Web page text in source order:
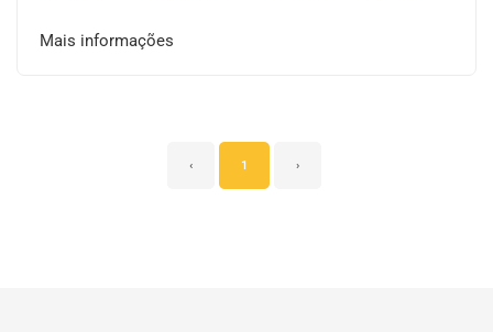
Mais informações
‹ 1 ›